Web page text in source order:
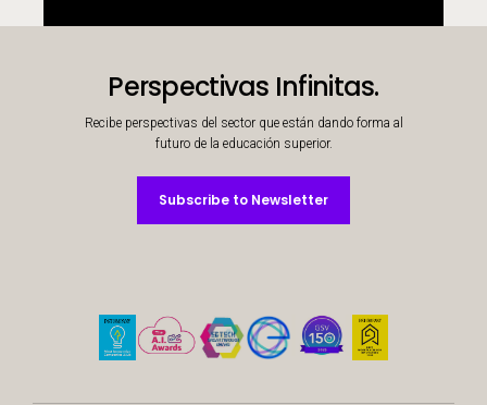
Perspectivas Infinitas.
Recibe perspectivas del sector que están dando forma al
futuro de la educación superior.
Subscribe to Newsletter
Subscribe to Newsletter